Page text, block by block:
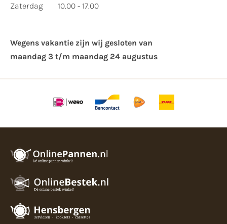
Zaterdag
10.00 - 17.00
Wegens vakantie zijn wij gesloten van ​
maandag 3 t/m maandag 24 augustus